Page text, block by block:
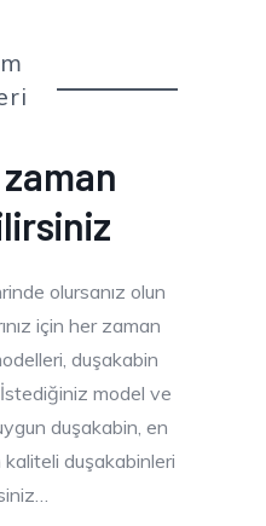
olursanız olun
için her zaman
duşakabin
model ve
duşakabin, en
duşakabinleri